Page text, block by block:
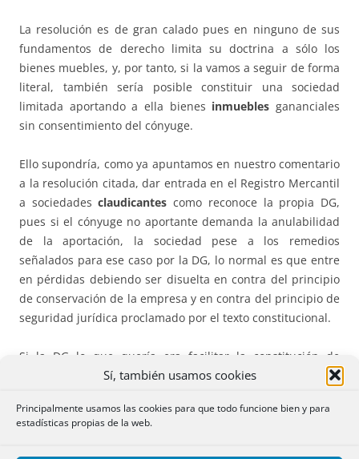
Sí, también usamos cookies
Principalmente usamos las cookies para que todo funcione bien y para
estadísticas propias de la web.
La resolución es de gran calado pues en ninguno de sus
fundamentos de derecho limita su doctrina a sólo los
bienes muebles, y, por tanto, si la vamos a seguir de forma
literal, también sería posible constituir una sociedad
limitada aportando a ella bienes inmuebles gananciales
sin consentimiento del cónyuge.
Ello supondría, como ya apuntamos en nuestro comentario
a la resolución citada, dar entrada en el Registro Mercantil
a sociedadesclaudicantescomo reconoce la propia DG,
pues si el cónyuge no aportante demanda la anulabilidad
de la aportación, la sociedad pese a los remedios
señalados para ese caso por la DG, lo normal es que entre
en pérdidas debiendo ser disuelta en contra del principio
de conservación de la empresa y en contra del principio de
seguridad jurídica proclamado por el texto constitucional.
Si la DG lo que quería era facilitar la constitución de
pequeñas sociedades a las que se les aportan bienes
normalmente estériles y casi sin sentido, debería haber
acudido a otros remedios más acordes con la técnica